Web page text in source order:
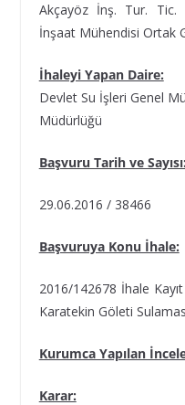
Akçayöz İnş. Tur. Tic.
İnşaat Mühendisi Ortak
İhaleyi Yapan Daire:
Devlet Su İşleri Genel
Müdürlüğü
Başvuru Tarih ve Sayısı:
29.06.2016 / 38466
Başvuruya Konu İhale:
2016/142678 İhale Kayıt
Karatekin Göleti
Kurumca Yapılan
Karar: